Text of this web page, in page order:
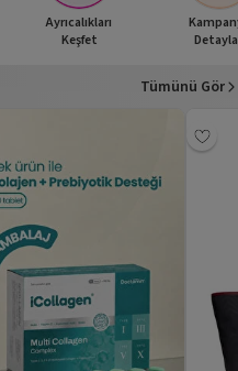
Ayrıcalıkları
Keşfet
Tümünü Gör